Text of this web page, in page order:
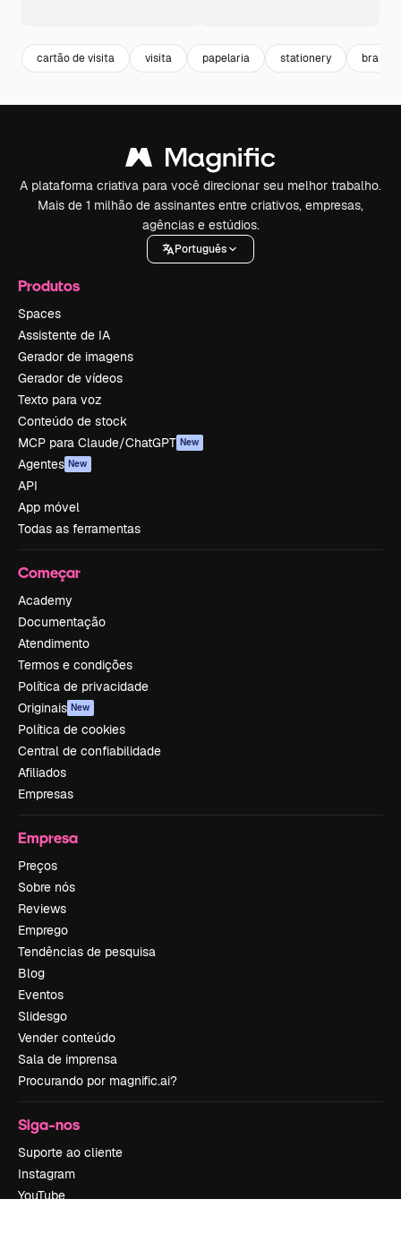
cartão de visita visita papelaria stationery
A plataforma criativa para você direcionar seu melhor trabalho.
Mais de 1 milhão de assinantes entre criativos, empresas,
agências e estúdios.
Português
Produtos
Spaces
Assistente de IA
Gerador de imagens
Gerador de vídeos
Texto para voz
Conteúdo de stock
MCP para Claude/ChatGPT New
Agentes New
API
App móvel
Todas as ferramentas
Começar
Academy
Documentação
Atendimento
Termos e condições
Política de privacidade
Originais New
Política de cookies
Central de confiabilidade
Afiliados
Empresas
Empresa
Preços
Sobre nós
Reviews
Emprego
Tendências de pesquisa
Blog
Eventos
Slidesgo
Vender conteúdo
Sala de imprensa
Procurando por magnific.ai?
Siga-nos
Suporte ao cliente
Instagram
YouTube